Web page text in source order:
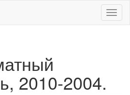
2010-2004.